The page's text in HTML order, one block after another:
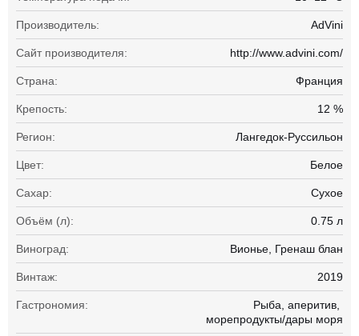
Производитель: AdVini
Сайт производителя: http://www.advini.com/
Страна: Франция
Крепость: 12 %
Регион: Лангедок-Руссильон
Цвет: Белое
Сахар: Сухое
Объём (л): 0.75 л
Виноград: Вионье Гренаш блан
Винтаж: 2019
Гастрономия: Рыба аперитив
морепродукты/дары моря